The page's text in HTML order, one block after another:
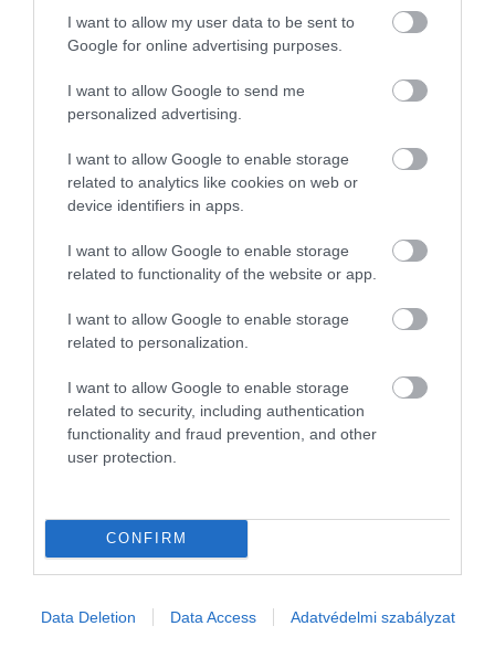
I want to allow my user data to be sent to
Google for online advertising purposes.
I want to allow Google to send me
personalized advertising.
I want to allow Google to enable storage
related to analytics like cookies on web or
device identifiers in apps.
I want to allow Google to enable storage
related to functionality of the website or app.
I want to allow Google to enable storage
related to personalization.
I want to allow Google to enable storage
related to security, including authentication
functionality and fraud prevention, and other
user protection.
CONFIRM
Data Deletion Data Access Adatvédelmi szabályzat